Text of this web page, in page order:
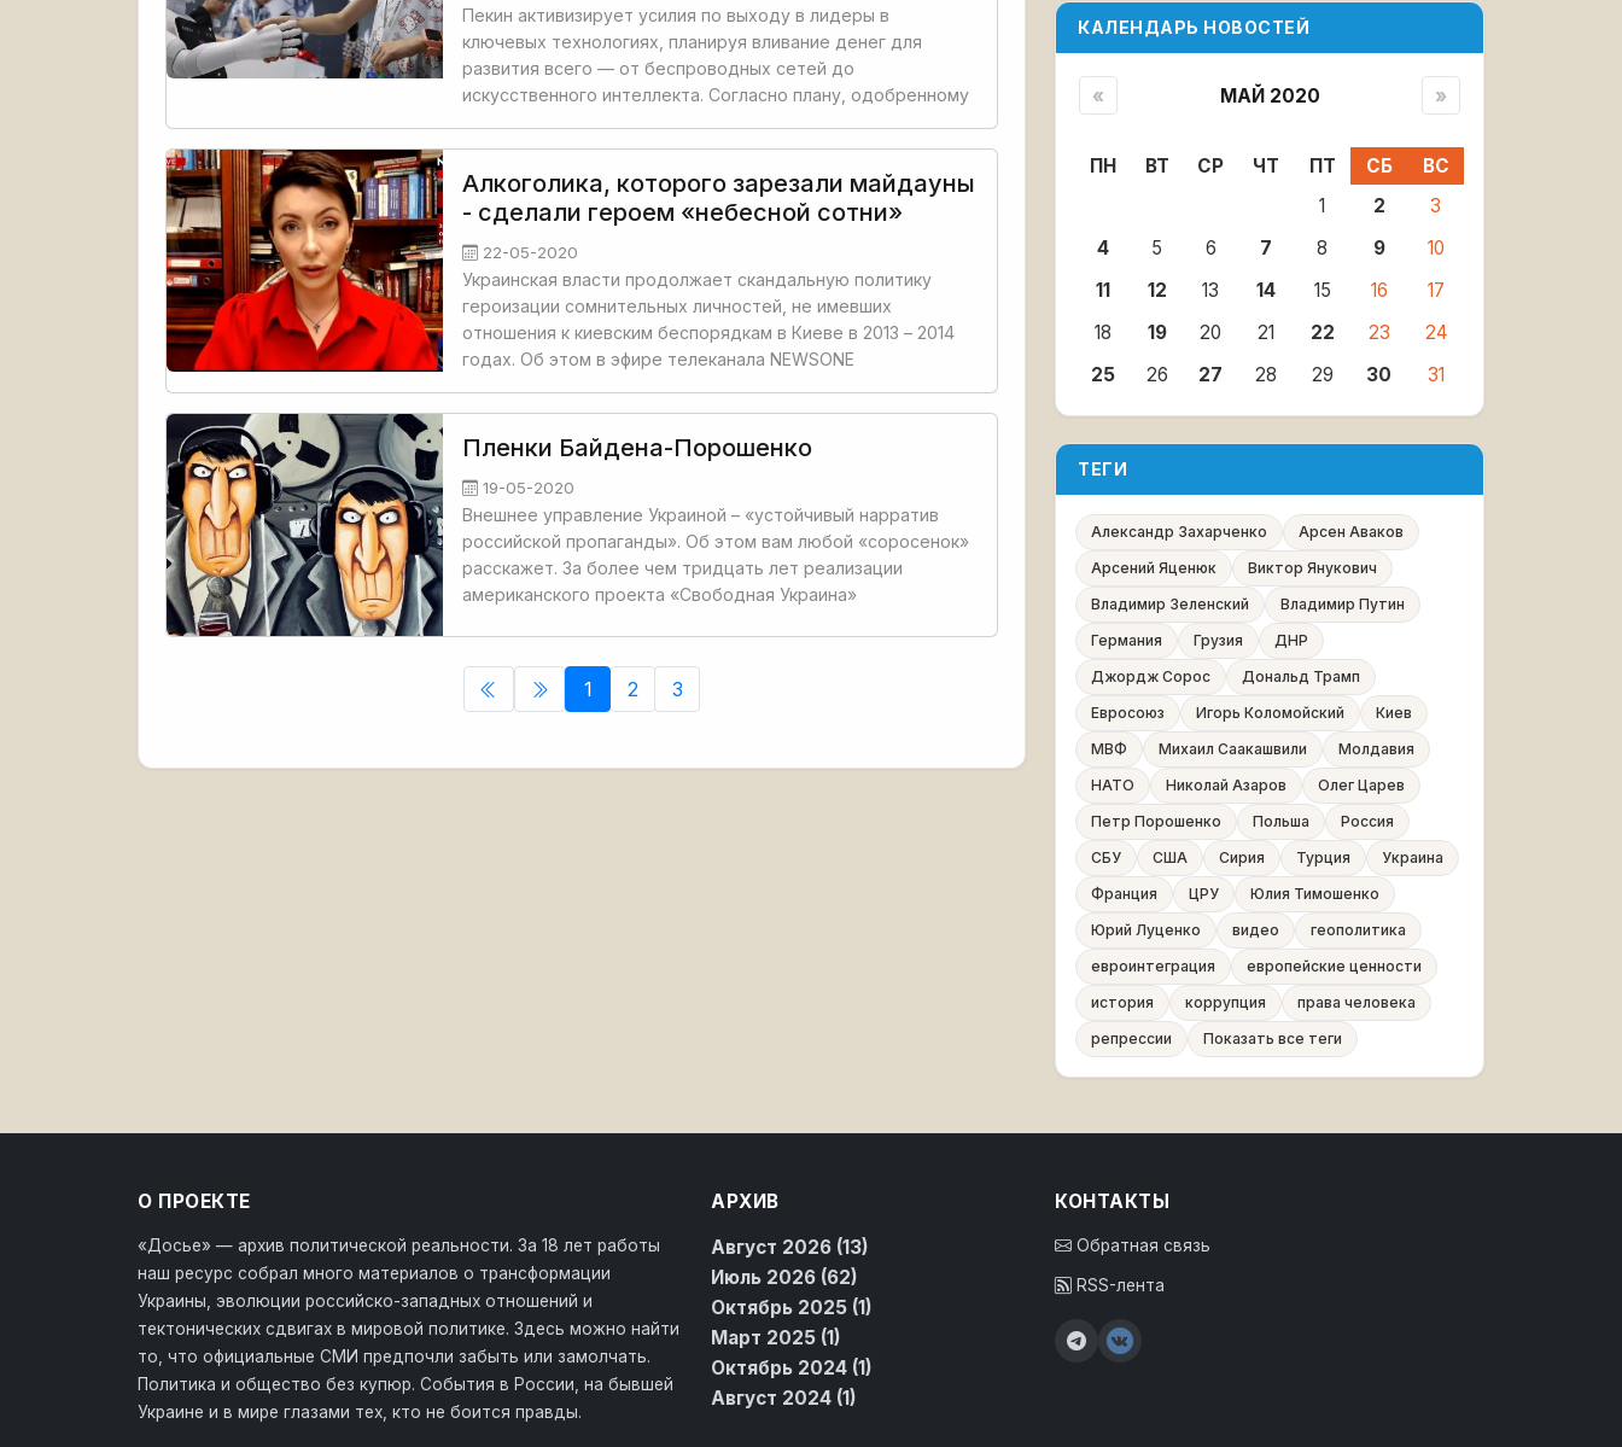
Пекин активизирует усилия по выходу в лидеры в
ключевых технологиях, планируя вливание денег для
развития всего — от беспроводных сетей до
искусственного интеллекта. Согласно плану, одобренному
Алкоголика, которого зарезали майдауны
- сделали героем «небесной сотни»
22-05-2020
Украинская власти продолжает скандальную политику
героизации сомнительных личностей, не имевших
отношения к киевским беспорядкам в Киеве в 2013 – 2014
годах. Об этом в эфире телеканала NEWSONE
Пленки Байдена-Порошенко
19-05-2020
Внешнее управление Украиной – «устойчивый нарратив
российской пропаганды». Об этом вам любой «соросенок»
расскажет. За более чем тридцать лет реализации
американского проекта «Свободная Украина»
1 2 3
КАЛЕНДАРЬ НОВОСТЕЙ
« МАЙ 2020 »
ПН ВТ СР ЧТ ПТ СБ
ВС
1
2
3
4
5 6 7 8 9
10
11
12 13 14 15 16
17
18
19 20 21 22 23
24
25
26 27 28 29 30 31
ТЕГИ
Александр Захарченко
Арсен Аваков
Арсений Яценюк
Виктор Янукович
Владимир Зеленский
Владимир Путин
Германия
Грузия
ДНР
Джордж Сорос
Дональд Трамп
Евросоюз
Игорь Коломойский
Киев
МВФ
Михаил Саакашвили
Молдавия
НАТО
Николай Азаров
Олег Царев
Петр Порошенко
Польша
Россия
СБУ
США Сирия Турция
Украина
Франция
ЦРУ
Юлия Тимошенко
Юрий Луценко
видео
геополитика
евроинтеграция
европейские ценности
история
коррупция
права человека
репрессии
Показать все теги
О ПРОЕКТЕ
«Досье» — архив политической реальности. За 18 лет работы
наш ресурс собрал много материалов о трансформации
Украины, эволюции российско-западных отношений и
тектонических сдвигах в мировой политике. Здесь можно найти
то, что официальные СМИ предпочли забыть или замолчать.
Политика и общество без купюр. События в России, на бывшей
Украине и в мире глазами тех, кто не боится правды.
АРХИВ
Август 2026 (13)
Июль 2026 (62)
Октябрь 2025 (1)
Март 2025 (1)
Октябрь 2024 (1)
Август 2024 (1)
КОНТАКТЫ
Обратная связь
RSS-лента